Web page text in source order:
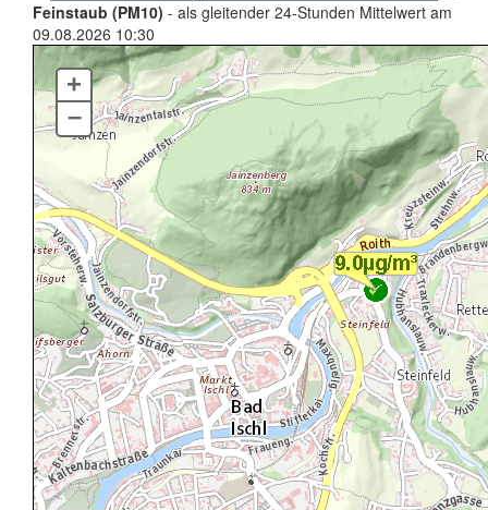
Feinstaub (PM10) - als gleitender 24-Stunden Mittelwert am
09.08.2026 10:30
+
–